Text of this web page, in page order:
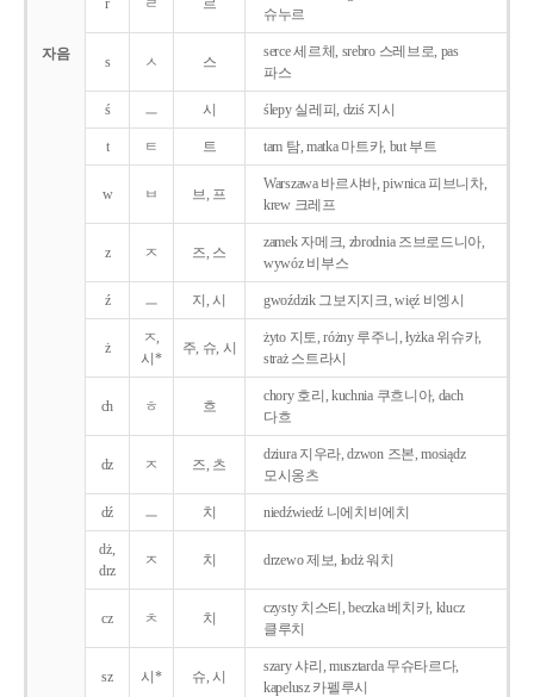
자음
r ㄹ 르
슈누르
s ㅅ 스
serce 세르체, srebro 스레브로, pas
파스
ś ㅡ 시 ślepy 실레피, dziś 지시
t ㅌ 트 tam 탐, matka 마트카, but 부트
w ㅂ 브, 프
Warszawa 바르샤바, piwnica 피브니차,
krew 크레프
z ㅈ 즈, 스
zamek 자메크, zbrodnia 즈브로드니아,
wywóz 비부스
ź ㅡ 지, 시 gwoździk 그보지지크, więź 비엥시
ż
ㅈ,
시*
주, 슈, 시
żyto 지토, różny 루주니, łyżka 위슈카,
straż 스트라시
ch ㅎ 흐
chory 호리, kuchnia 쿠흐니아, dach
다흐
dz ㅈ 즈, 츠
dziura 지우라, dzwon 즈본, mosiądz
모시옹츠
dź ㅡ 치 niedźwiedź 니에치비에치
dż,
drz
ㅈ 치 drzewo 제보, łodż 워치
cz ㅊ 치
czysty 치스티, beczka 베치카, klucz
클루치
sz 시* 슈, 시
szary 샤리, musztarda 무슈타르다,
kapelusz 카펠루시